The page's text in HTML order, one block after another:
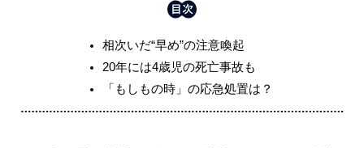
相次いだ“早め”の注意喚起
20年には4歳児の死亡事故も
「もしもの時」の応急処置は？